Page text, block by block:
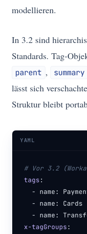
modellieren.
In 3.2 sind
Standards. Tag-
parent , summary
lässt sich
Struktur bleibt
YAML
# Vor 3.2
tags :
- name:
- name: Cards
- name:
x-tagGroups :